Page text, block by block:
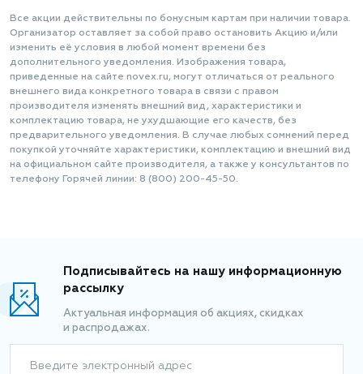
Все акции действительны по бонусным картам при наличии товара.
Организатор оставляет за собой право остановить Акцию и/или
изменить её условия в любой момент времени без
дополнительного уведомления. Изображения товара,
приведенные на сайте novex.ru, могут отличаться от реального
внешнего вида конкретного товара в связи с правом
производителя изменять внешний вид, характеристики и
комплектацию товара, не ухудшающие его качеств, без
предварительного уведомления. В случае любых сомнений перед
покупкой уточняйте характеристики, комплектацию и внешний вид
на официальном сайте производителя, а также у консультантов по
телефону Горячей линии: 8 (800) 200-45-50.
Подписывайтесь на нашу информационную
рассылку
Актуальная информация об акциях, скидках
и распродажах.
Введите электронный адрес